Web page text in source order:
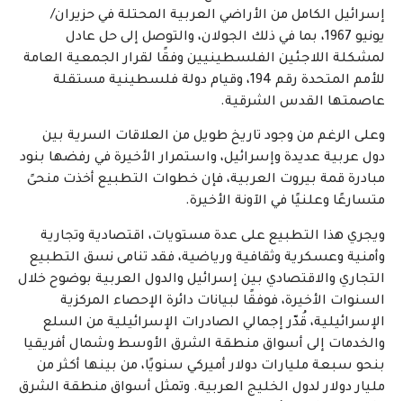
إسرائيل الكامل من الأراضي العربية المحتلة في حزيران/
يونيو 1967، بما في ذلك الجولان، والتوصل إلى حل عادل
لمشكلة اللاجئين الفلسطينيين وفقًا لقرار الجمعية العامة
للأمم المتحدة رقم 194، وقيام دولة فلسطينية مستقلة
عاصمتها القدس الشرقية.
وعلى الرغم من وجود تاريخ طويل من العلاقات السرية بين
دول عربية عديدة وإسرائيل، واستمرار الأخيرة في رفضها بنود
مبادرة قمة بيروت العربية، فإن خطوات التطبيع أخذت منحىً
متسارعًا وعلنيًا في الآونة الأخيرة.
ويجري هذا التطبيع على عدة مستويات، اقتصادية وتجارية
وأمنية وعسكرية وثقافية ورياضية، فقد تنامى نسق التطبيع
التجاري والاقتصادي بين إسرائيل والدول العربية بوضوح خلال
السنوات الأخيرة، فوفقًا لبيانات دائرة الإحصاء المركزية
الإسرائيلية، قُدّر إجمالي الصادرات الإسرائيلية من السلع
والخدمات إلى أسواق منطقة الشرق الأوسط وشمال أفريقيا
بنحو سبعة مليارات دولار أميركي سنويًا، من بينها أكثر من
مليار دولار لدول الخليج العربية. وتمثل أسواق منطقة الشرق